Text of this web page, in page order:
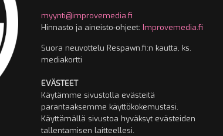
myynti@improvemedia.fi
Hinnasto ja aineisto-ohjeet: Improvemedia.fi
Suora neuvottelu Respawn.fi:n kautta, ks.
mediakortti
EVÄSTEET
Käytämme sivustolla evästeitä
parantaaksemme käyttökokemustasi.
Käyttämällä sivustoa hyväksyt evästeiden
tallentamisen laitteellesi.